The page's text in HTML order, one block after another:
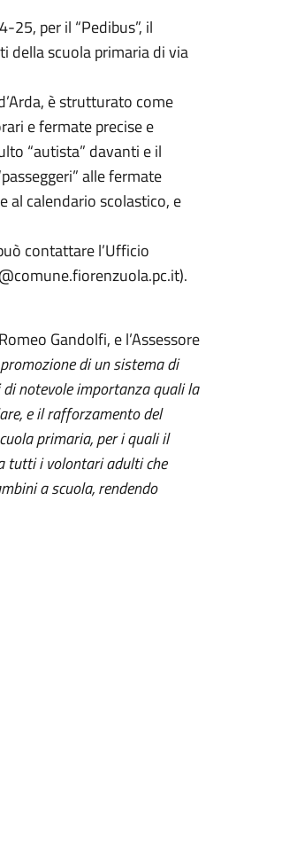
per il “Pedibus”, il
della scuola primaria di via
è strutturato come
e fermate precise e
“autista” davanti e il
alle fermate
al calendario scolastico, e
contattare l’Ufficio
Gandolfi, e l’Assessore
di un sistema di
notevole importanza quali la
e il rafforzamento del
primaria, per i quali il
tutti i volontari adulti che
a scuola, rendendo